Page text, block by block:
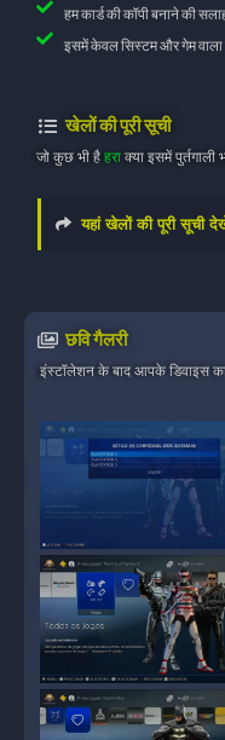
हम कार्ड की कॉपी बनाने की
इसमें केवल सिस्टम और गेम वाला
खेलों की पूरी सूची
जो कुछ भी है हरा क्या इसमें पुर्तगाली
यहां खेलों की पूरी सूची
छवि गैलरी
इंस्टॉलेशन के बाद आपके डिवाइस